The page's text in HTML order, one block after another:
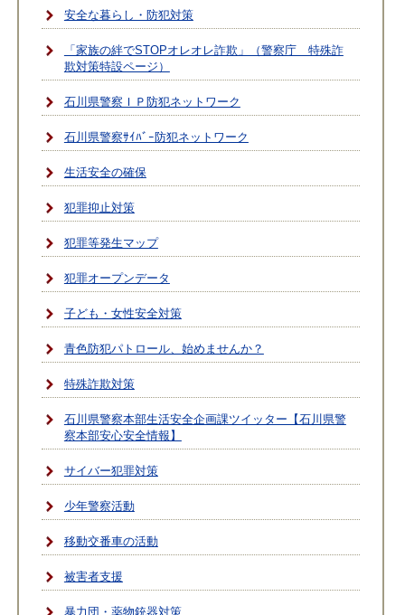
安全な暮らし・防犯対策
「家族の絆でSTOPオレオレ詐欺」（警察庁 特殊詐
欺対策特設ページ）
石川県警察ＩＰ防犯ネットワーク
石川県警察ｻｲﾊﾞｰ防犯ネットワーク
生活安全の確保
犯罪抑止対策
犯罪等発生マップ
犯罪オープンデータ
子ども・女性安全対策
青色防犯パトロール、始めませんか？
特殊詐欺対策
石川県警察本部生活安全企画課ツイッター【石川県警
察本部安心安全情報】
サイバー犯罪対策
少年警察活動
移動交番車の活動
被害者支援
暴力団・薬物銃器対策